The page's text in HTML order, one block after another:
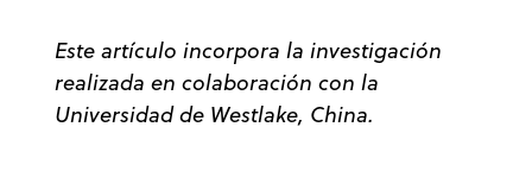
Este artículo incorpora la investigación
realizada en colaboración con la
Universidad de Westlake, China.